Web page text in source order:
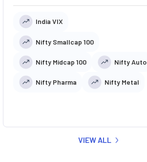
India VIX
Nifty Smallcap 100
Nifty Midcap 100 Nifty Auto
Nifty Pharma Nifty Metal
VIEW ALL